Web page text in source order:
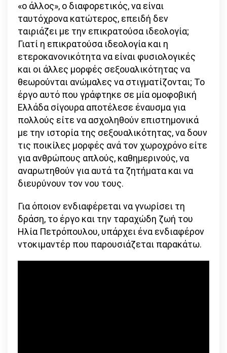
«ο άλλος», ο διαφορετικός, να είναι
ταυτόχρονα κατώτερος, επειδή δεν
ταιριάζει με την επικρατούσα ιδεολογία;
Γιατί η επικρατούσα ιδεολογία και η
ετεροκανονικότητα να είναι φυσιολογικές
και οι άλλες μορφές σεξουαλικότητας να
θεωρούνται ανώμαλες να στιγματίζονται; Το
έργο αυτό που γράφτηκε σε μία ομοφοβική
Ελλάδα σίγουρα αποτέλεσε έναυσμα για
πολλούς είτε να ασχοληθούν επιστημονικά
με την ιστορία της σεξουαλικότητας, να δουν
τις ποικίλες μορφές ανά τον χωροχρόνο είτε
για ανθρώπους απλούς, καθημερινούς, να
αναρωτηθούν για αυτά τα ζητήματα και να
διευρύνουν τον νου τους.
Για όποιον ενδιαφέρεται να γνωρίσει τη
δράση, το έργο και την ταραχώδη ζωή του
Ηλία Πετρόπουλου, υπάρχει ένα ενδιαφέρον
ντοκιμαντέρ που παρουσιάζεται παρακάτω.